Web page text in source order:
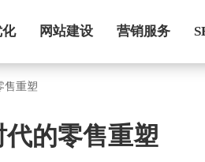
网站建设 营销服务
售重塑
的零售重塑